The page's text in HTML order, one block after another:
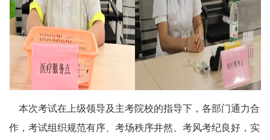
本次考试在上级领导及主考院校的指导下，各部门通力合
作，考试组织规范有序、考场秩序井然、考风考纪良好，实